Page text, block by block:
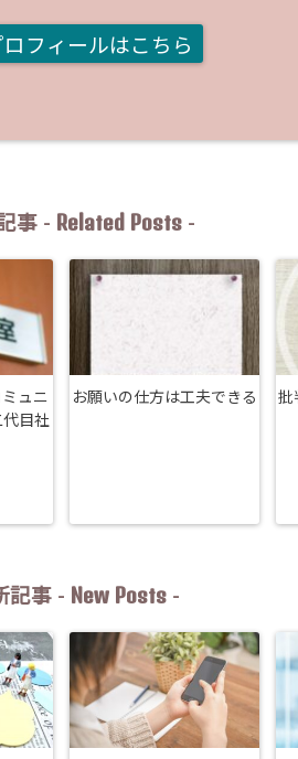
フィールはこちら
事 - Related Posts-
ミュニ
代目社
お願いの仕方は工夫できる 批
記事 - New Posts -